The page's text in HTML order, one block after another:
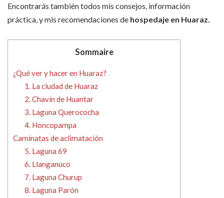
Encontrarás también todos mis consejos, información
práctica, y mis recomendaciones de hospedaje en Huaraz.
Sommaire
¿Qué ver y hacer en Huaraz?
1. La ciudad de Huaraz
2. Chavín de Huantar
3. Laguna Querococha
4. Honcopampa
Caminatas de aclimatación
5. Laguna 69
6. Llanganuco
7. Laguna Churup
8. Laguna Parón